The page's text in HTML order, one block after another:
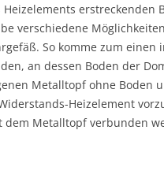
erstreckenden
verschiedene
So komme zum einen
an dessen Boden der
Metalltopf ohne Boden
Heizelement
Metalltopf verbunden